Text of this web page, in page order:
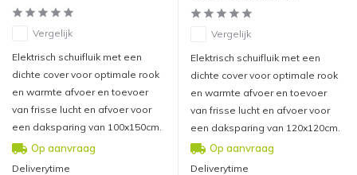
Vergelijk
Elektrisch schuifluik met een
dichte cover voor optimale rook
en warmte afvoer en toevoer
van frisse lucht en afvoer voor
een daksparing van 100x150cm.
Op aanvraag
Deliverytime
Vergelijk
Elektrisch schuifluik met een
dichte cover voor optimale rook
en warmte afvoer en toevoer
van frisse lucht en afvoer voor
een daksparing van 120x120cm.
Op aanvraag
Deliverytime